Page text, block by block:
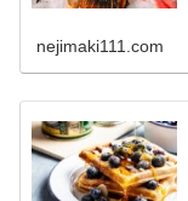
nejimaki111.com